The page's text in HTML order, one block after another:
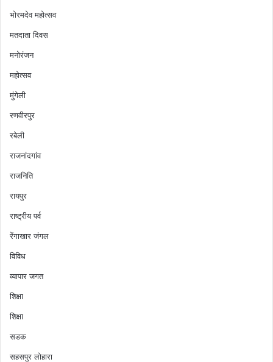
भोरमदेव महोत्सव
मतदाता दिवस
मनोरंजन
महोत्सव
मुंगेली
रणवीरपुर
रबेली
राजनांदगांव
राजनिति
रायपुर
राष्ट्रीय पर्व
रेंगाखार जंगल
विविध
व्यापार जगत
शिक्षा
शिक्षा
सडक
सहसपुर लोहारा